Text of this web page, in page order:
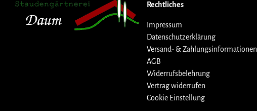
Rechtliches
Impressum
Datenschutzerklärung
Versand- & Zahlungsinformationen
AGB
Widerrufsbelehrung
Vertrag widerrufen
Cookie Einstellung